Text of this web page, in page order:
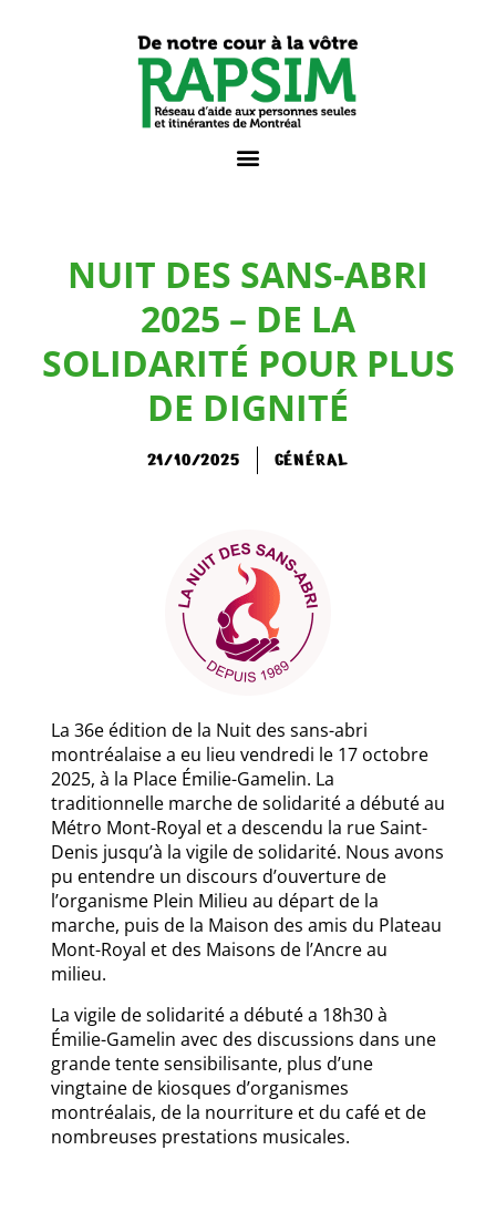
NUIT DES SANS-ABRI
2025 – DE LA
SOLIDARITÉ POUR PLUS
DE DIGNITÉ​
21/10/2025 GÉNÉRAL
La 36e édition de la Nuit des sans-abri
montréalaise a eu lieu vendredi le 17 octobre
2025, à la Place Émilie-Gamelin. La
traditionnelle marche de solidarité a débuté au
Métro Mont-Royal et a descendu la rue Saint-
Denis jusqu’à la vigile de solidarité. Nous avons
pu entendre un discours d’ouverture de
l’organisme Plein Milieu au départ de la
marche, puis de la Maison des amis du Plateau
Mont-Royal et des Maisons de l’Ancre au
milieu.
La vigile de solidarité a débuté a 18h30 à
Émilie-Gamelin avec des discussions dans une
grande tente sensibilisante, plus d’une
vingtaine de kiosques d’organismes
montréalais, de la nourriture et du café et de
nombreuses prestations musicales.